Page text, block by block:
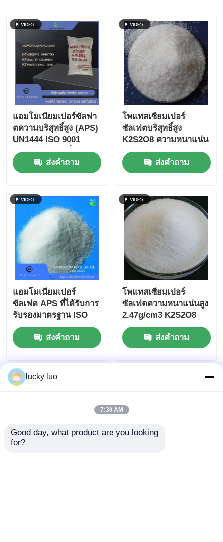
แอมโมเนียมเปอร์ซัลฟา
ตความบริสุทธิ์สูง (APS)
UN1444 ISO 9001
รับรองหลอมในน้ําได้
อย่างอิสระ สําหรับการ
ใช้งานอุตสาหกรรมและ
ส่งคำถาม
โพแทสเซียมเปอร์
ซัลเฟตบริสุทธิ์สูง
K2S2O8 ความหนาแน่น
2.47g/cm3 และปริมาณ
โลหะหนัก ≤5 ppm ได้
รับการรับรองมาตรฐาน
ส่งคำถาม
แอมโมเนียมเปอร์
ซัลเฟต APS ที่ได้รับการ
รับรองมาตรฐาน ISO
9001 สำหรับการ
ทำความสะอาดเซมิ
คอนดักเตอร์และตัวริเริ่ม
การเกิดพอลิเมอร์เรซิน
อะคริลิก
ส่งคำถาม
โพแทสเซียมเปอร์
ซัลเฟตความหนาแน่นสูง
2.47g/cm3 K2S2O8
CAS 7727-21-1 ผงผลึก
สีขาว
ส่งคำถาม
lucky luo
7:30 AM
Good day, what product are you looking
for?